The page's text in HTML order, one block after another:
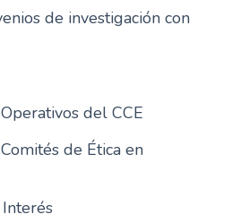
t
o
p
r
n
de investigación con
del CCE
de Ética en